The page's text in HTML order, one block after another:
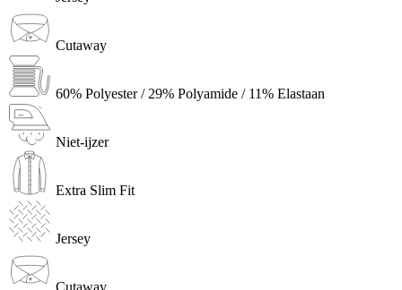
Cutaway
60% Polyester / 29% Polyamide / 11% Elastaan
Niet-ijzer
Extra Slim Fit
Jersey
Cutaway